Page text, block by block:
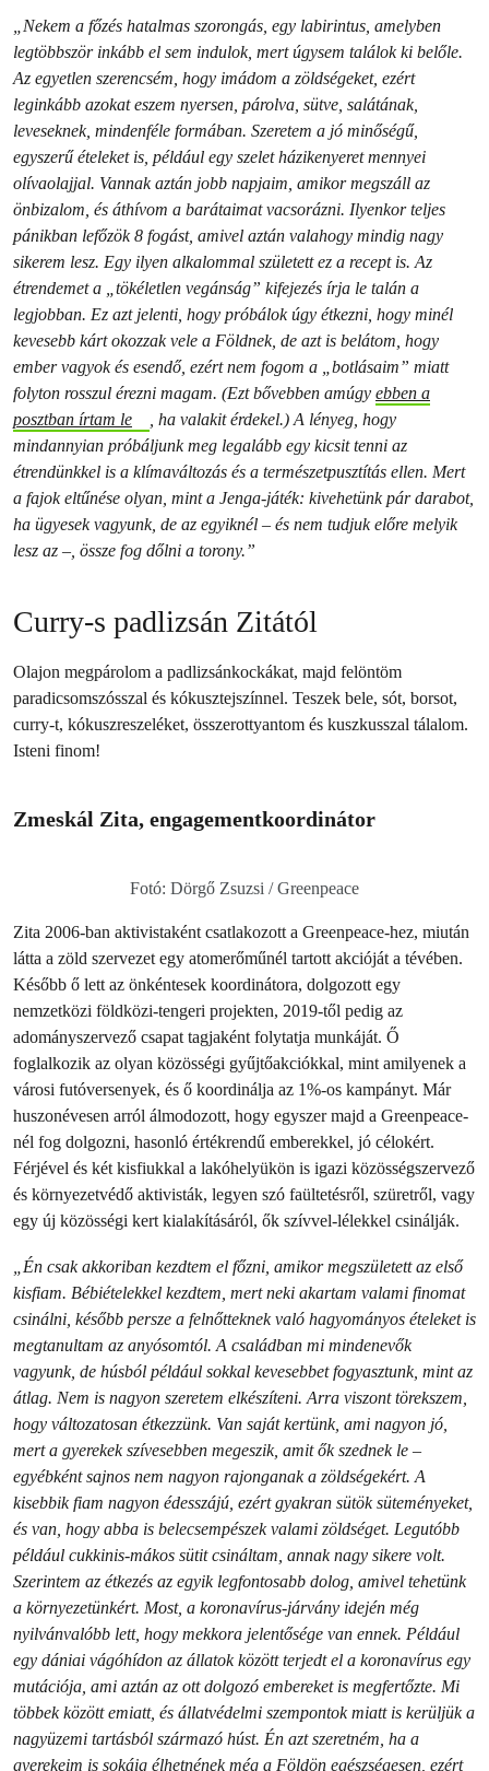
„Nekem a főzés hatalmas szorongás, egy labirintus, amelyben
legtöbbször inkább el sem indulok, mert úgysem találok ki belőle.
Az egyetlen szerencsém, hogy imádom a zöldségeket, ezért
leginkább azokat eszem nyersen, párolva, sütve, salátának,
leveseknek, mindenféle formában. Szeretem a jó minőségű,
egyszerű ételeket is, például egy szelet házikenyeret mennyei
olívaolajjal. Vannak aztán jobb napjaim, amikor megszáll az
önbizalom, és áthívom a barátaimat vacsorázni. Ilyenkor teljes
pánikban lefőzök 8 fogást, amivel aztán valahogy mindig nagy
sikerem lesz. Egy ilyen alkalommal született ez a recept is. Az
étrendemet a „tökéletlen vegánság” kifejezés írja le talán a
legjobban. Ez azt jelenti, hogy próbálok úgy étkezni, hogy minél
kevesebb kárt okozzak vele a Földnek, de azt is belátom, hogy
ember vagyok és esendő, ezért nem fogom a „botlásaim” miatt
folyton rosszul érezni magam. (Ezt bővebben amúgy ebben a
posztban írtam le
, ha valakit érdekel.) A lényeg, hogy
mindannyian próbáljunk meg legalább egy kicsit tenni az
étrendünkkel is a klímaváltozás és a természetpusztítás ellen. Mert
a fajok eltűnése olyan, mint a Jenga-játék: kivehetünk pár darabot,
ha ügyesek vagyunk, de az egyiknél – és nem tudjuk előre melyik
lesz az –, össze fog dőlni a torony.”
Curry-s padlizsán Zitától
Olajon megpárolom a padlizsánkockákat, majd felöntöm
paradicsomszósszal és kókusztejszínnel. Teszek bele, sót, borsot,
curry-t, kókuszreszeléket, összerottyantom és kuszkusszal tálalom.
Isteni finom!
Zmeskál Zita, engagementkoordinátor
Fotó: Dörgő Zsuzsi / Greenpeace
Zita 2006-ban aktivistaként csatlakozott a Greenpeace-hez, miután
látta a zöld szervezet egy atomerőműnél tartott akcióját a tévében.
Később ő lett az önkéntesek koordinátora, dolgozott egy
nemzetközi földközi-tengeri projekten, 2019-től pedig az
adományszervező csapat tagjaként folytatja munkáját. Ő
foglalkozik az olyan közösségi gyűjtőakciókkal, mint amilyenek a
városi futóversenyek, és ő koordinálja az 1%-os kampányt. Már
huszonévesen arról álmodozott, hogy egyszer majd a Greenpeace-
nél fog dolgozni, hasonló értékrendű emberekkel, jó célokért.
Férjével és két kisfiukkal a lakóhelyükön is igazi közösségszervező
és környezetvédő aktivisták, legyen szó faültetésről, szüretről, vagy
egy új közösségi kert kialakításáról, ők szívvel-lélekkel csinálják.
„Én csak akkoriban kezdtem el főzni, amikor megszületett az első
kisfiam. Bébiételekkel kezdtem, mert neki akartam valami finomat
csinálni, később persze a felnőtteknek való hagyományos ételeket is
megtanultam az anyósomtól. A családban mi mindenevők
vagyunk, de húsból például sokkal kevesebbet fogyasztunk, mint az
átlag. Nem is nagyon szeretem elkészíteni. Arra viszont törekszem,
hogy változatosan étkezzünk. Van saját kertünk, ami nagyon jó,
mert a gyerekek szívesebben megeszik, amit ők szednek le –
egyébként sajnos nem nagyon rajonganak a zöldségekért. A
kisebbik fiam nagyon édesszájú, ezért gyakran sütök süteményeket,
és van, hogy abba is belecsempészek valami zöldséget. Legutóbb
például cukkinis-mákos sütit csináltam, annak nagy sikere volt.
Szerintem az étkezés az egyik legfontosabb dolog, amivel tehetünk
a környezetünkért. Most, a koronavírus-járvány idején még
nyilvánvalóbb lett, hogy mekkora jelentősége van ennek. Például
egy dániai vágóhídon az állatok között terjedt el a koronavírus egy
mutációja, ami aztán az ott dolgozó embereket is megfertőzte. Mi
többek között emiatt, és állatvédelmi szempontok miatt is kerüljük a
nagyüzemi tartásból származó húst. Én azt szeretném, ha a
gyerekeim is sokáig élhetnének még a Földön egészségesen, ezért